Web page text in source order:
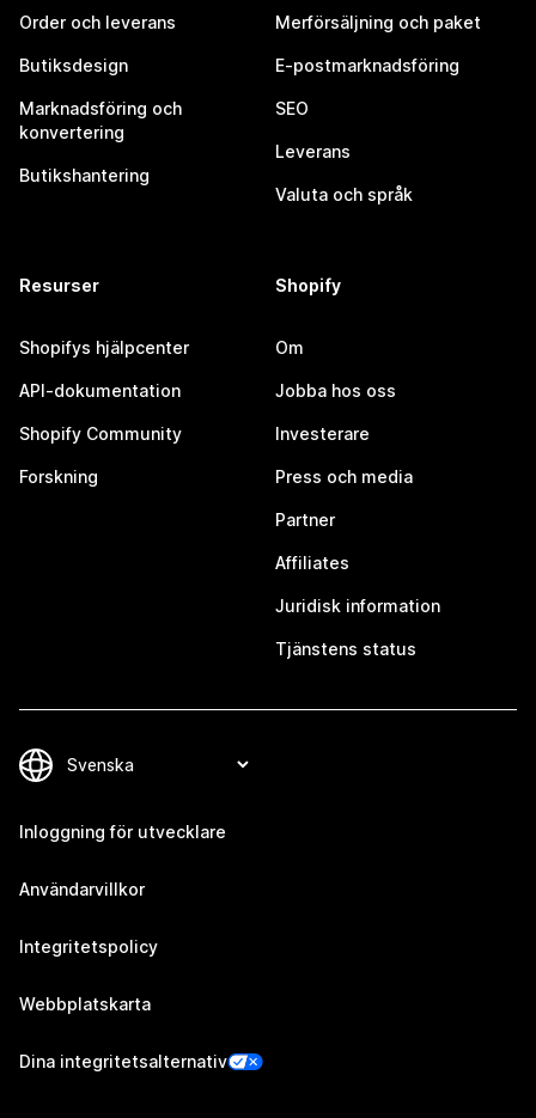
Order och leverans
Butiksdesign
Marknadsföring och
konvertering
Butikshantering
Merförsäljning och paket
E-postmarknadsföring
SEO
Leverans
Valuta och språk
Resurser
Shopifys hjälpcenter
API-dokumentation
Shopify Community
Forskning
Shopify
Om
Jobba hos oss
Investerare
Press och media
Partner
Affiliates
Juridisk information
Tjänstens status
Inloggning för utvecklare
Användarvillkor
Integritetspolicy
Webbplatskarta
Dina integritetsalternativ